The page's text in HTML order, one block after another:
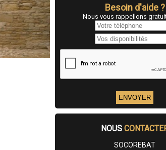
Besoin d'aide ?
Nous vous rappellons
NOUS
SOCOREBAT